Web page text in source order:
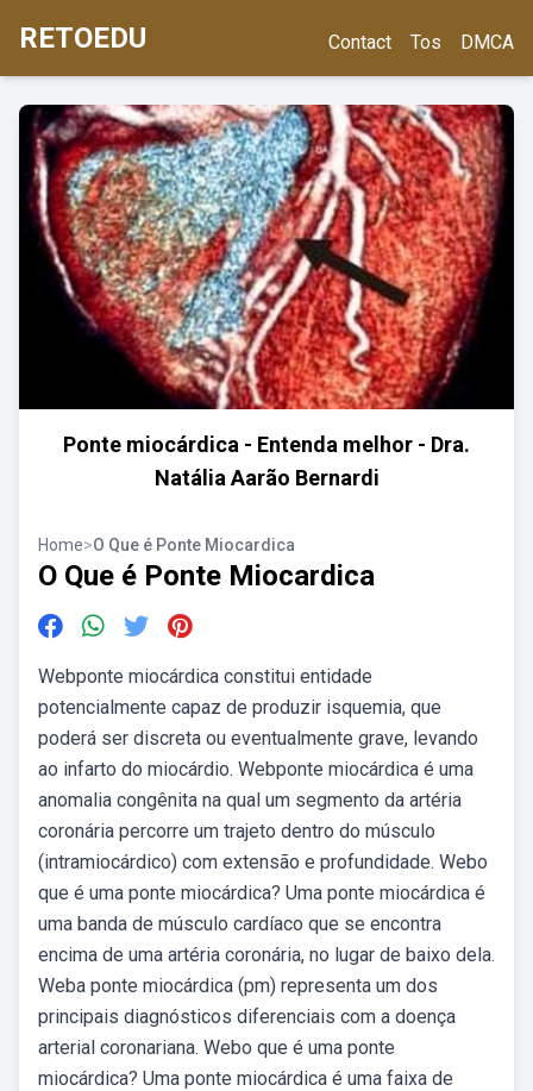
RETOEDU Contact Tos DMCA
Ponte miocárdica - Entenda melhor - Dra.
Natália Aarão Bernardi
Home>O Que é Ponte Miocardica
O Que é Ponte Miocardica
Webponte miocárdica constitui entidade
potencialmente capaz de produzir isquemia, que
poderá ser discreta ou eventualmente grave, levando
ao infarto do miocárdio. Webponte miocárdica é uma
anomalia congênita na qual um segmento da artéria
coronária percorre um trajeto dentro do músculo
(intramiocárdico) com extensão e profundidade. Webo
que é uma ponte miocárdica? Uma ponte miocárdica é
uma banda de músculo cardíaco que se encontra
encima de uma artéria coronária, no lugar de baixo dela.
Weba ponte miocárdica (pm) representa um dos
principais diagnósticos diferenciais com a doença
arterial coronariana. Webo que é uma ponte
miocárdica? Uma ponte miocárdica é uma faixa de